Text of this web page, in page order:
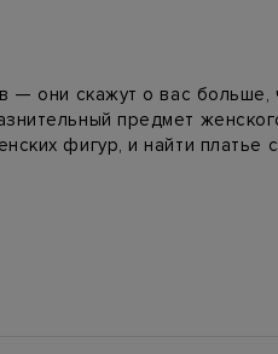
— они скажут о вас
предмет
фигур, и найти платье